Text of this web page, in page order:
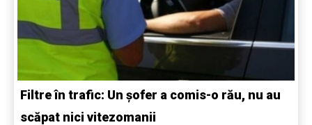
Filtre în trafic: Un șofer a comis-o rău, nu au
scăpat nici vitezomanii